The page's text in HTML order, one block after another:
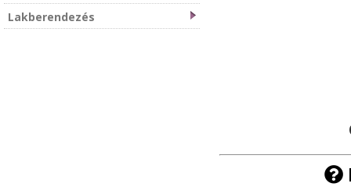
Lakberendezés